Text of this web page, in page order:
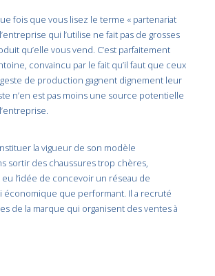
fois que vous lisez le terme « partenariat
qui l’utilise ne fait pas de grosses
qu’elle vous vend. C’est parfaitement
convaincu par le fait qu’il faut que ceux
de production gagnent dignement leur
n’en est pas moins une source potentielle
la vigueur de son modèle
sortir des chaussures trop chères,
l’idée de concevoir un réseau de
économique que performant. Il a recruté
de la marque qui organisent des ventes à